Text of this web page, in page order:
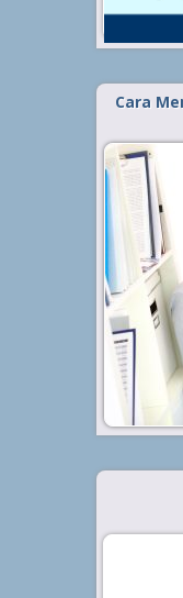
Cara
Diterbitkan